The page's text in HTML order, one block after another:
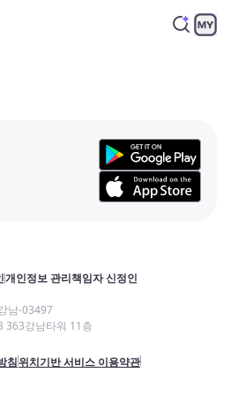
개인정보 관리책임자 신정인
남-03497
363강남타워 11층
침위치기반 서비스 이용약관